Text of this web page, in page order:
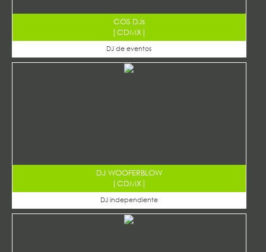
COS DJs
| CDMX|
DJ de eventos
DJ WOOFERBLOW
| CDMX|
DJ independiente